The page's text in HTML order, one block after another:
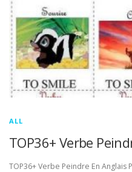
ALL
TOP36+ Verbe
TOP36+ Verbe Peindre En